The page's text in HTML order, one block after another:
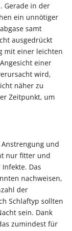
Gerade in der
ein unnötiger
samt
ausgedrückt
mit einer leichten
einer
wird,
näher zu
Zeitpunkt, um
und
nur fitter und
Das
nachweisen,
der
Schlaftyp sollten
sein. Dank
zumindest für